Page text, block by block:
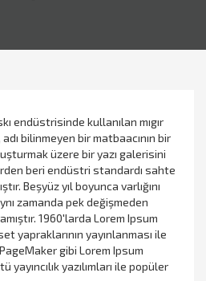
endüstrisinde kullanılan mıgır
bilinmeyen bir matbaacının bir
üzere bir yazı galerisini
beri endüstri standardı sahte
Beşyüz yıl boyunca varlığını
zamanda pek değişmeden
1960'larda Lorem Ipsum
yapraklarının yayınlanması ile
gibi Lorem Ipsum
yazılımları ile popüler